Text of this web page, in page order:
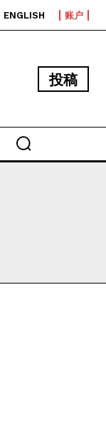
ENGLISH 账户
投稿